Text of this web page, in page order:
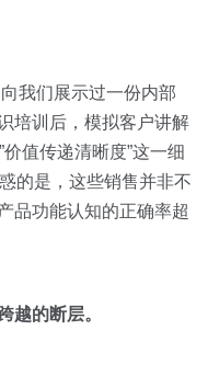
我们展示过一份内部
培训后，模拟客户讲解
值传递清晰度”这一细
的是，这些销售并非不
功能认知的正确率超
越的断层。